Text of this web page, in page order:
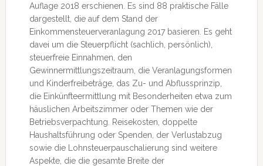
Auflage 2018 erschienen. Es sind 88 praktische Fälle
dargestellt, die auf dem Stand der
Einkommensteuerveranlagung 2017 basieren. Es geht
davei um die Steuerpflicht (sachlich, persönlich),
steuerfreie Einnahmen, den
Gewinnermittlungszeitraum, die Veranlagungsformen
und Kinderfreibeträge, das Zu- und Abflussprinzip,
die Einkünfteermittlung mit Besonderheiten etwa zum
häuslichen Arbeitszimmer oder Themen wie der
Betriebsverpachtung. Reisekosten, doppelte
Haushaltsführung oder Spenden, der Verlustabzug
sowie die Lohnsteuerpauschalierung sind weitere
Aspekte, die die gesamte Breite der